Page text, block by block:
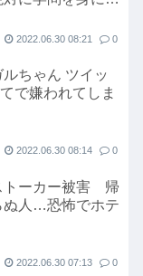
2022.06.30 08:21 0
ちゃん ツイッ
で嫌われてしま
2022.06.30 08:14 0
トーカー被害 帰
ぬ人…恐怖でホテ
2022.06.30 07:13 0